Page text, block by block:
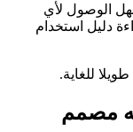
الوصول لأي
دليل استخدام
للغاية.
مصمم